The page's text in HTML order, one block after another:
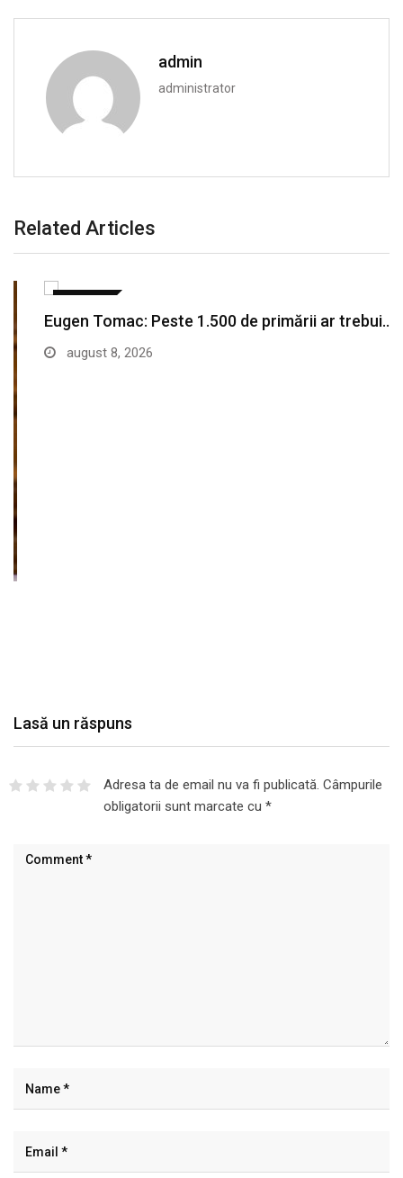
admin
administrator
Related Articles
Eugen Tomac: Peste 1.500 de primării ar trebui…
august 8, 2026
Lasă un răspuns
Adresa ta de email nu va fi publicată. Câmpurile
obligatorii sunt marcate cu *